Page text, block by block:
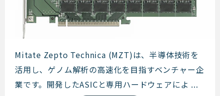
Mitate Zepto Technica
Mitate Zepto Technica (MZT)は、半導体技術を
活用し、ゲノム解析の高速化を目指すベンチャー企
業です。開発したASICと専用ハードウェアによ ...